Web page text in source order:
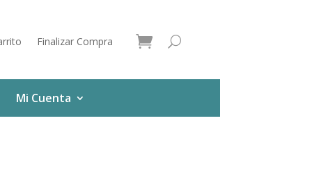
Finalizar Compra
Mi Cuenta